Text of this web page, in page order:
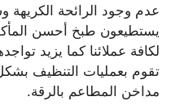
عدم وجود الرائحة الكريهة
يستطيعون طبخ أحسن
لكافة عملائنا كما يزيد
تقوم بعمليات التنظيف
مداخن المطاعم بالرقة.